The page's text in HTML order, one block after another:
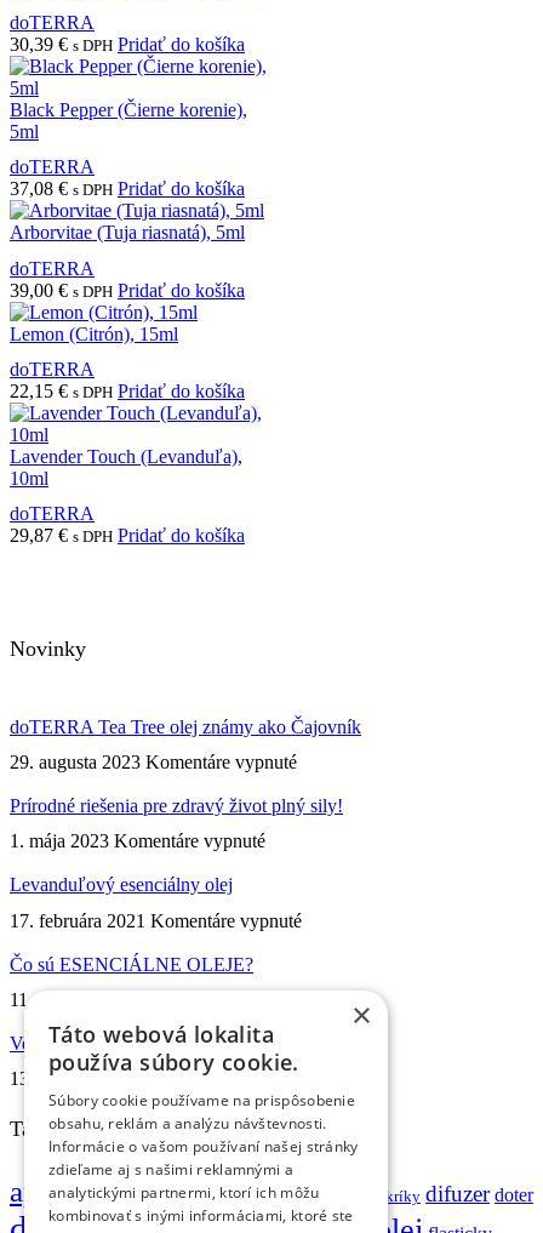
doTERRA
30,39 € s DPH Pridať do košíka
Black Pepper (Čierne korenie),
5ml
doTERRA
37,08 € s DPH Pridať do košíka
Arborvitae (Tuja riasnatá), 5ml
doTERRA
39,00 € s DPH Pridať do košíka
Lemon (Citrón), 15ml
doTERRA
22,15 € s DPH Pridať do košíka
Lavender Touch (Levanduľa),
10ml
doTERRA
29,87 € s DPH Pridať do košíka
Novinky
doTERRA Tea Tree olej známy ako Čajovník
29. augusta 2023 Komentáre vypnuténa
Tea
Čajovník
Prírodné riešenia pre zdravý život plný sily!
1. mája 2023 Komentáre vypnuténa
zdravý
sily!
Levanduľový esenciálny olej
17. februára 2021 Komentáre vypnuténa
olej
Čo sú ESENCIÁLNE OLEJE?
11. februára 2021
Veľkoobchodný klub doTERRA!
13. mája 2020
Komentáre vypnuté na
Veľkoobchodný
klub
doTERRA!
Tagy produktov
aplikator balzam na pery boswelia briliant Cukríky difuzer doter
×
Táto webová lokalita
používa súbory cookie.
Súbory cookie používame na prispôsobenie
obsahu, reklám a analýzu návštevnosti.
Informácie o vašom používaní našej stránky
zdieľame aj s našimi reklamnými a
analytickými partnermi, ktorí ich môžu
kombinovať s inými informáciami, ktoré ste